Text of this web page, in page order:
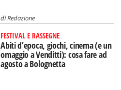
diRedazione
FESTIVAL E RASSEGNE
Abiti d’epoca, giochi, cinema (e un
omaggio a Venditti): cosa fare ad
agosto a Bolognetta